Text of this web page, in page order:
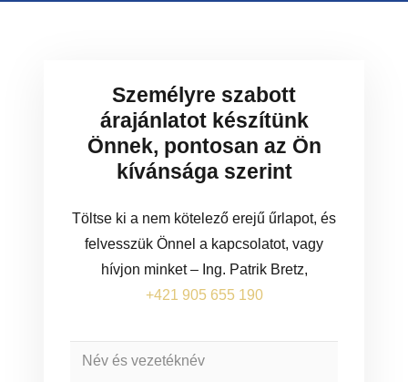
Személyre szabott
árajánlatot készítünk
Önnek, pontosan az Ön
kívánsága szerint
Töltse ki a nem kötelező erejű űrlapot, és
felvesszük Önnel a kapcsolatot, vagy
hívjon minket – Ing. Patrik Bretz,
+421 905 655 190